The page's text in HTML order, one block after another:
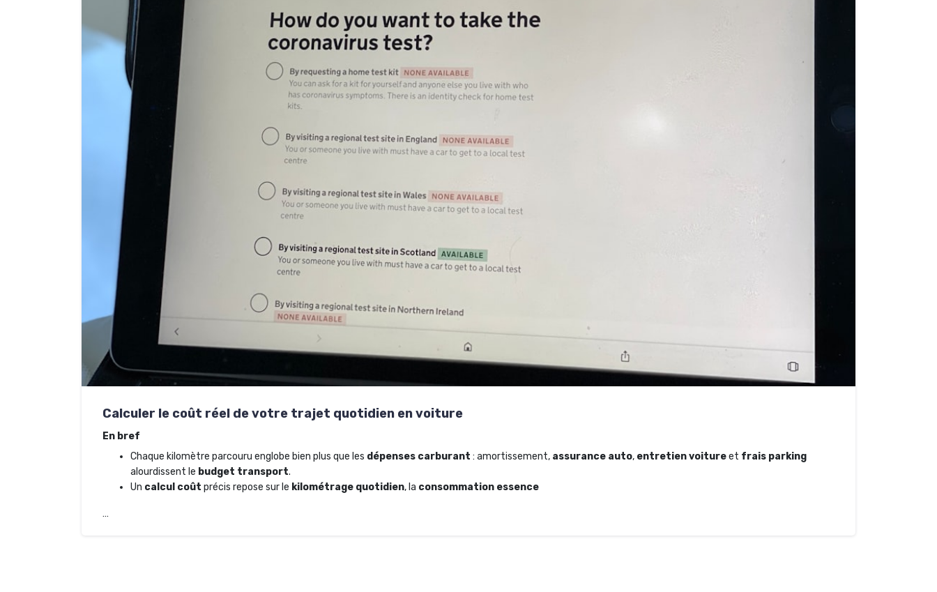
Calculer le coût réel de votre trajet quotidien en voiture
En bref
Chaque kilomètre parcouru englobe bien plus que les dépenses carburant : amortissement, assurance auto, entretien voitureet frais parking
alourdissent le budget transport.
Un calcul coût précis repose sur le kilométrage quotidien, la consommation essence
…